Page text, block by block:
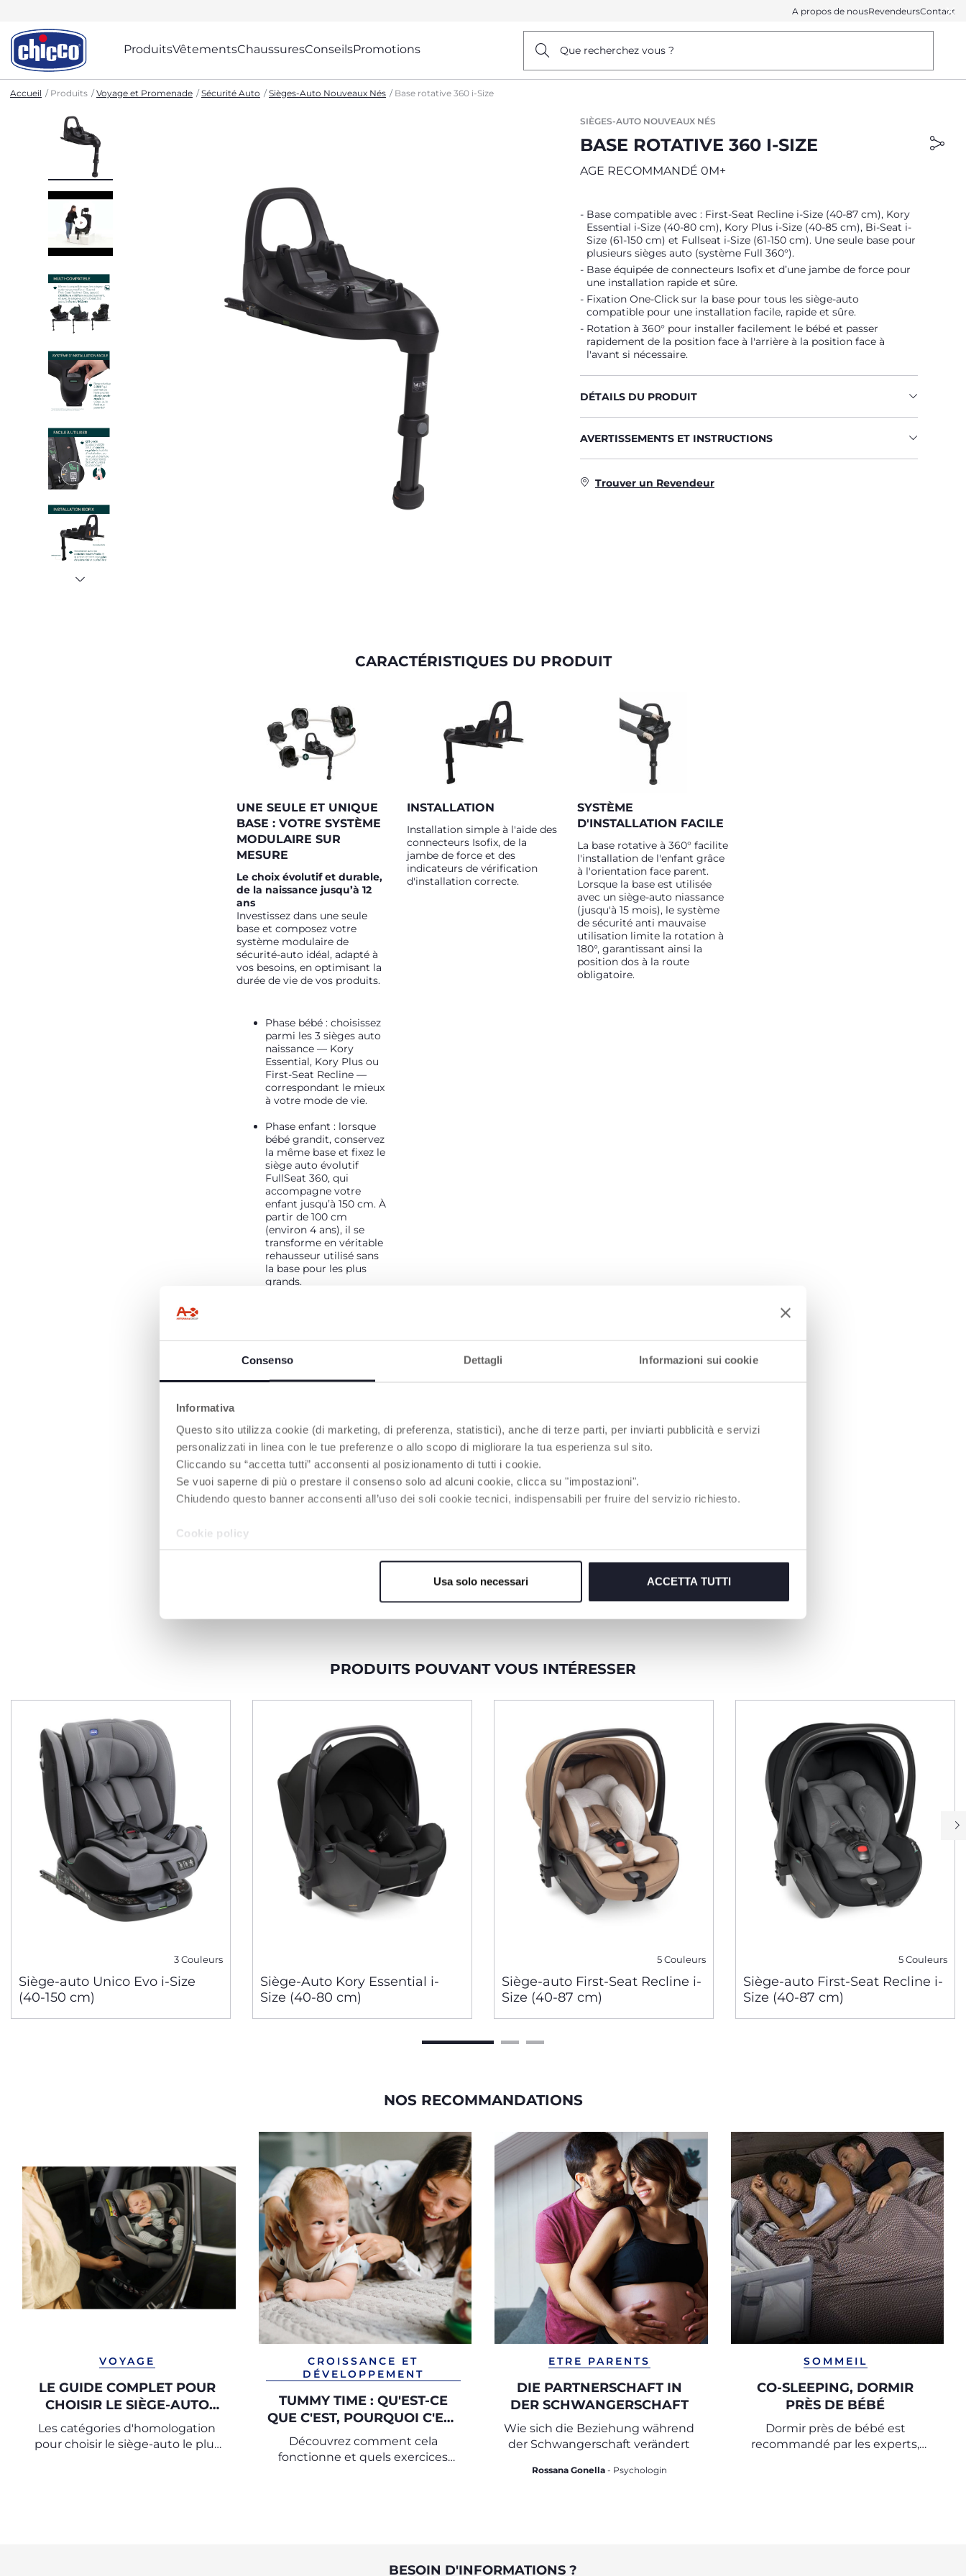
Consenso Dettagli Informazioni sui cookie
Informativa
Questo sito utilizza cookie (di marketing, di preferenza, statistici), anche di terze parti, per inviarti pubblicità e servizi
personalizzati in linea con le tue preferenze o allo scopo di migliorare la tua esperienza sul sito.
Cliccando su “accetta tutti” acconsenti al posizionamento di tutti i cookie.
Se vuoi saperne di più o prestare il consenso solo ad alcuni cookie, clicca su "impostazioni".
Chiudendo questo banner acconsenti all’uso dei soli cookie tecnici, indispensabili per fruire del servizio richiesto.
Cookie policy
Usa solo necessari ACCETTA TUTTI
A propos de nousRevendeursContact
ProduitsVêtementsChaussuresConseilsPromotions Que recherchez vous ?
Accueil Produits Voyage et Promenade Sécurité Auto Sièges-Auto Nouveaux Nés Base rotative 360 i-Size
SIÈGES-AUTO NOUVEAUX NÉS
BASE ROTATIVE 360 I-SIZE
AGE RECOMMANDÉ 0M+
Base compatible avec : First-Seat Recline i-Size (40-87 cm), Kory
Essential i-Size (40-80 cm), Kory Plus i-Size (40-85 cm), Bi-Seat i-
Size (61-150 cm) et Fullseat i-Size (61-150 cm). Une seule base pour
plusieurs sièges auto (système Full 360°).
Base équipée de connecteurs Isofix et d’une jambe de force pour
une installation rapide et sûre.
Fixation One-Click sur la base pour tous les siège-auto
compatible pour une installation facile, rapide et sûre.
Rotation à 360° pour installer facilement le bébé et passer
rapidement de la position face à l'arrière à la position face à
l'avant si nécessaire.
DÉTAILS DU PRODUIT
AVERTISSEMENTS ET INSTRUCTIONS
Trouver un Revendeur
CARACTÉRISTIQUES DU PRODUIT
UNE SEULE ET UNIQUE
BASE : VOTRE SYSTÈME
MODULAIRE SUR
MESURE
Le choix évolutif et durable,
de la naissance jusqu’à 12
ans
Investissez dans une seule
base et composez votre
système modulaire de
sécurité-auto idéal, adapté à
vos besoins, en optimisant la
durée de vie de vos produits.
Phase bébé : choisissez
parmi les 3 sièges auto
naissance — Kory
Essential, Kory Plus ou
First-Seat Recline —
correspondant le mieux
à votre mode de vie.
Phase enfant : lorsque
bébé grandit, conservez
la même base et fixez le
siège auto évolutif
FullSeat 360, qui
accompagne votre
enfant jusqu’à 150 cm. À
partir de 100 cm
(environ 4 ans), il se
transforme en véritable
rehausseur utilisé sans
la base pour les plus
grands.
INSTALLATION
Installation simple à l'aide des
connecteurs Isofix, de la
jambe de force et des
indicateurs de vérification
d'installation correcte.
SYSTÈME
D'INSTALLATION FACILE
La base rotative à 360° facilite
l'installation de l'enfant grâce
à l'orientation face parent.
Lorsque la base est utilisée
avec un siège-auto niassance
(jusqu'à 15 mois), le système
de sécurité anti mauvaise
utilisation limite la rotation à
180°, garantissant ainsi la
position dos à la route
obligatoire.
ROTATION À 360°
Une fois installée avec le
siège auto évolutif FullSeat
360, la base permet une
facilement
PRODUITS POUVANT VOUS INTÉRESSER
3 Couleurs
Siège-auto Unico Evo i-Size
(40-150 cm)
Siège-Auto Kory Essential i-
Size (40-80 cm)
5 Couleurs
Siège-auto First-Seat Recline i-
Size (40-87 cm)
5 Couleurs
Siège-auto First-Seat Recline i-
Size (40-87 cm)
NOS RECOMMANDATIONS
VOYAGE
LE GUIDE COMPLET POUR
CHOISIR LE SIÈGE-AUTO
ADAPTÉ
Les catégories d'homologation
pour choisir le siège-auto le plus
CROISSANCE ET
DÉVELOPPEMENT
TUMMY TIME : QU'EST-CE
QUE C'EST, POURQUOI C'EST
IMPORTANT
Découvrez comment cela
fonctionne et quels exercices
ETRE PARENTS
DIE PARTNERSCHAFT IN
DER SCHWANGERSCHAFT
Wie sich die Beziehung während
der Schwangerschaft verändert
Rossana Gonella - Psychologin
SOMMEIL
CO-SLEEPING, DORMIR
PRÈS DE BÉBÉ
Dormir près de bébé est
recommandé par les experts,
BESOIN D'INFORMATIONS ?